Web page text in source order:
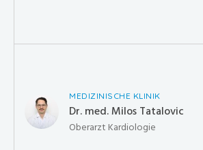
MEDIZINISCHE KLINIK
Dr. med. Milos Tatalovic
Oberarzt Kardiologie